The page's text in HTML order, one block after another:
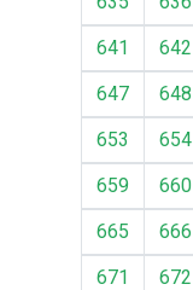
641
642
647
648
653
654
659
660
665
666
671
672